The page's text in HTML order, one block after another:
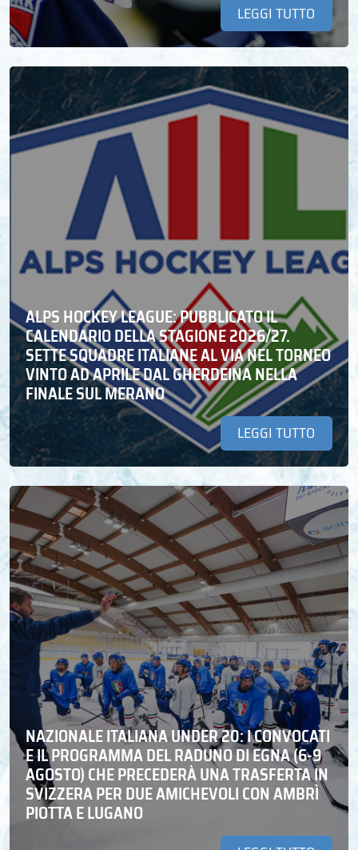
LEGGI TUTTO
ALPS HOCKEY LEAGUE: PUBBLICATO IL
CALENDARIO DELLA STAGIONE 2026/27.
SETTE SQUADRE ITALIANE AL VIA NEL TORNEO
VINTO AD APRILE DAL GHERDEINA NELLA
FINALE SUL MERANO
LEGGI TUTTO
NAZIONALE ITALIANA UNDER 20: I CONVOCATI
E IL PROGRAMMA DEL RADUNO DI EGNA (6-9
AGOSTO) CHE PRECEDERÀ UNA TRASFERTA IN
SVIZZERA PER DUE AMICHEVOLI CON AMBRÌ
PIOTTA E LUGANO